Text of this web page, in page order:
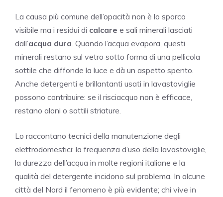
La causa più comune dell’opacità non è lo sporco
visibile ma i residui di calcare e sali minerali lasciati
dall’acqua dura . Quando l’acqua evapora, questi
minerali restano sul vetro sotto forma di una pellicola
sottile che diffonde la luce e dà un aspetto spento.
Anche detergenti e brillantanti usati in lavastoviglie
possono contribuire: se il risciacquo non è efficace,
restano aloni o sottili striature.
Lo raccontano tecnici della manutenzione degli
elettrodomestici: la frequenza d’uso della lavastoviglie,
la durezza dell’acqua in molte regioni italiane e la
qualità del detergente incidono sul problema. In alcune
città del Nord il fenomeno è più evidente; chi vive in